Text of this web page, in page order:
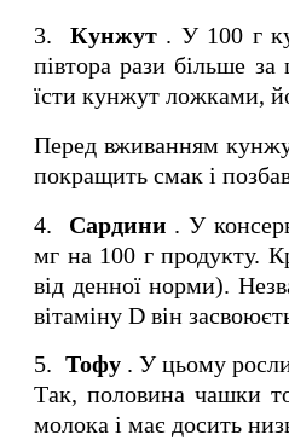
3.
Кунжут. У 100 г
півтора рази більше
їсти кунжут ложками,
Перед вживанням
покращить смак і
4. Сардини . У
мг на 100 г продукту.
від денної норми).
вітаміну D він
5. Тофу. У цьому
Так, половина чашки
молока і має досить